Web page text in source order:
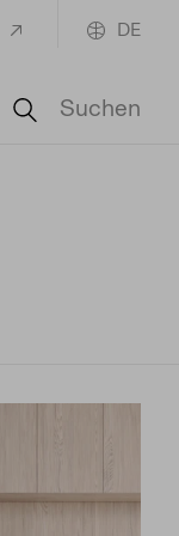
DE
Suchen